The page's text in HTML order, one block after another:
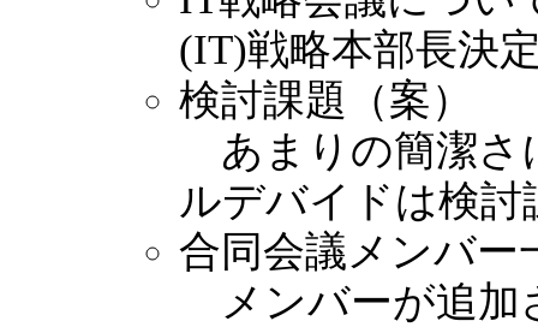
(IT)戦略本部長決
検討課題（案）
あまりの簡潔さ
ルデバイドは検
合同会議メンバー
メンバーが追加